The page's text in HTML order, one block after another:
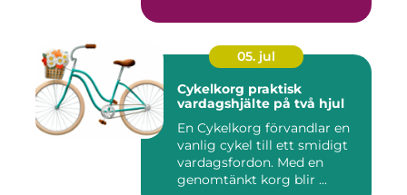
05. jul
Cykelkorg praktisk
vardagshjälte på två hjul
En Cykelkorg förvandlar en
vanlig cykel till ett smidigt
vardagsfordon. Med en
genomtänkt korg blir ...